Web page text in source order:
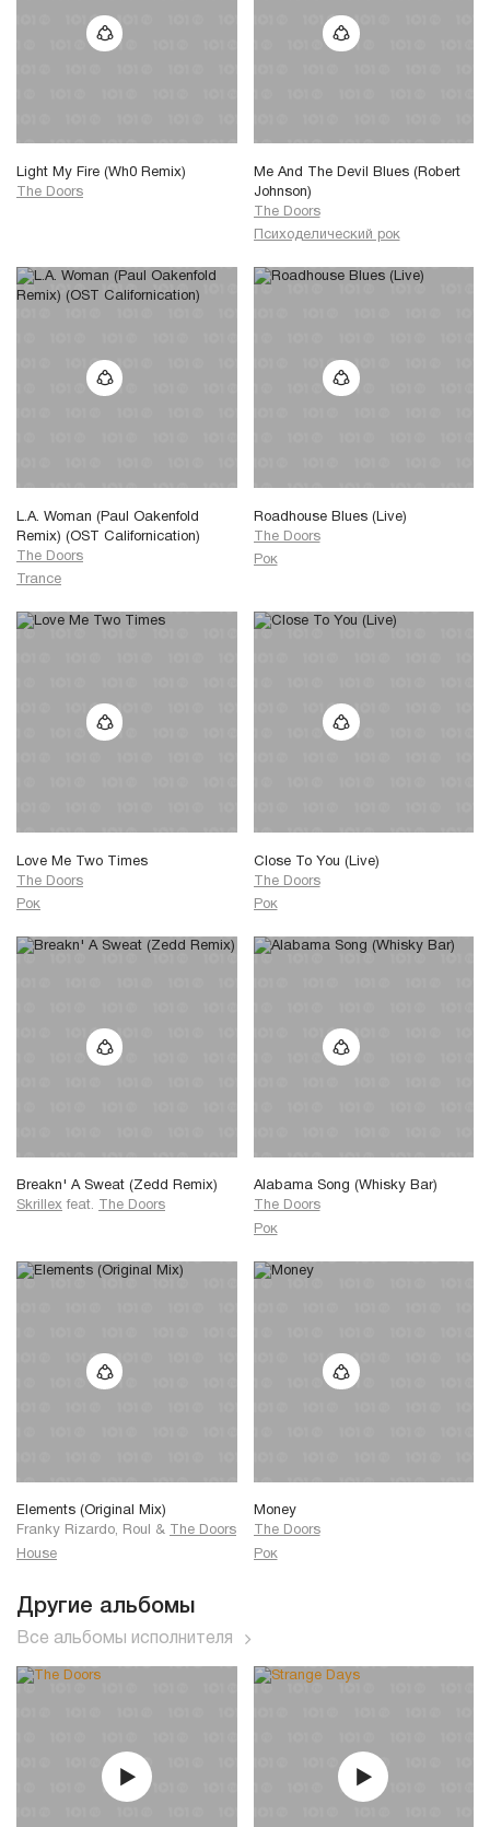
Light My Fire (Wh0 Remix)
The Doors
Me And The Devil Blues (Robert
Johnson)
The Doors
Психоделический рок
L.A. Woman (Paul Oakenfold
Remix) (OST Californication)
The Doors
Trance
Roadhouse Blues (Live)
The Doors
Рок
Love Me Two Times
The Doors
Рок
Close To You (Live)
The Doors
Рок
Breakn' A Sweat (Zedd Remix)
Skrillex feat. The Doors
Alabama Song (Whisky Bar)
The Doors
Рок
Elements (Original Mix)
Franky Rizardo, Roul
&
The Doors
House
Money
The Doors
Рок
Другие альбомы
Все альбомы исполнителя